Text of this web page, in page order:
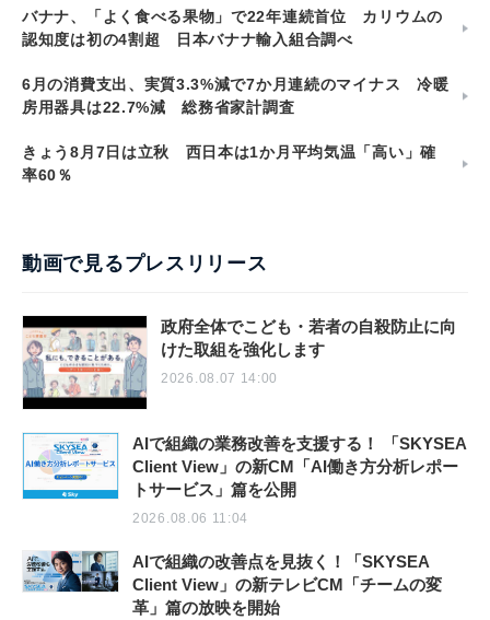
バナナ、「よく食べる果物」で22年連続首位 カリウムの
認知度は初の4割超 日本バナナ輸入組合調べ
6月の消費支出、実質3.3%減で7か月連続のマイナス 冷暖
房用器具は22.7%減 総務省家計調査
きょう8月7日は立秋 西日本は1か月平均気温「高い」確
率60％
動画で見るプレスリリース
政府全体でこども・若者の自殺防止に向
けた取組を強化します
2026.08.07 14:00
AIで組織の業務改善を支援する！ 「SKYSEA
Client View」の新CM「AI働き方分析レポー
トサービス」篇を公開
2026.08.06 11:04
AIで組織の改善点を見抜く！「SKYSEA
Client View」の新テレビCM「チームの変
革」篇の放映を開始